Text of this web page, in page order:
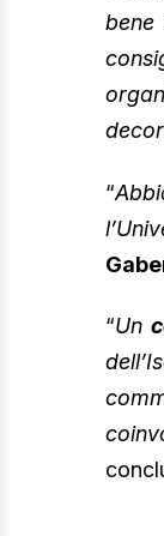
bene
“
“Un